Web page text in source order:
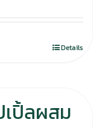
Details
เปิ้ลผสม